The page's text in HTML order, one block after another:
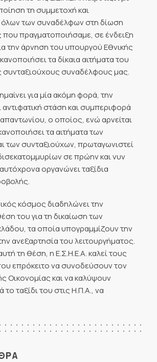
τη συμμετοχή και
των συναδέλφων στη δίωση
που πραγματοποιήσαμε, σε ένδειξη
την άρνηση του υπουργού Εθνικής
τα δίκαια αιτήματα του
συνταξιούχους συναδέλφους μας.
για μία ακόμη φορά, την
στάση και συμπεριφορά
ο οποίος, ενώ αρνείται
τα αιτήματα των
των συνταξιούχων, πρωταγωνιστεί
σε πρώην και νυν
οργανώνει ταξίδια
κόσμος διαδηλώνει την
του για τη δικαίωση των
τα οποία υπογραμμίζουν την
ανεξαρτησία του λειτουργήματος.
τη θέση, η Ε.Σ.Η.Ε.Α. καλεί τους
επρόκειτο να συνοδεύσουν τον
Οικονομίας και να καλύψουν
ταξίδι του στις Η.Π.Α., να